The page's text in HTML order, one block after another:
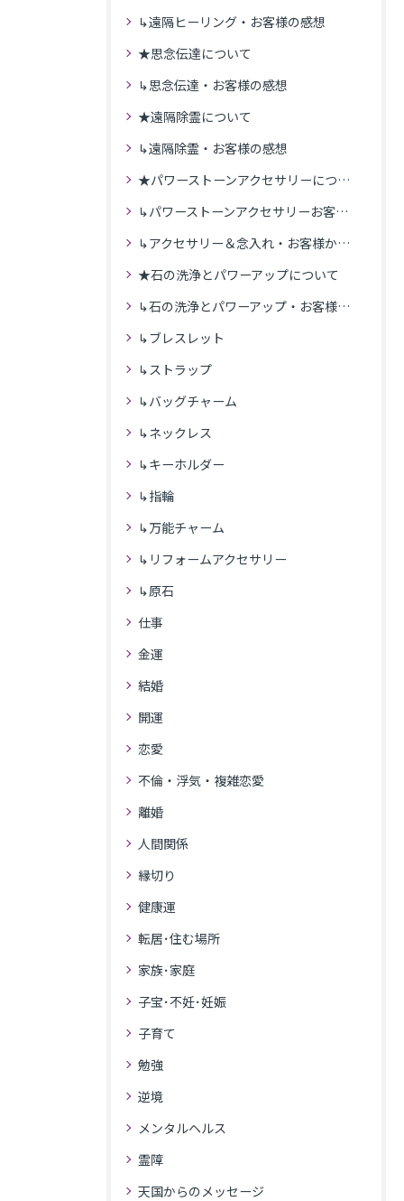
↳遠隔ヒーリング・お客様の感想
★思念伝達について
↳思念伝達・お客様の感想
★遠隔除霊について
↳遠隔除霊・お客様の感想
★パワーストーンアクセサリーについて
↳パワーストーンアクセサリーお客様の発送商品一覧
↳アクセサリー＆念入れ・お客様からの感想
★石の洗浄とパワーアップについて
↳石の洗浄とパワーアップ・お客様の感想
↳ブレスレット
↳ストラップ
↳バッグチャーム
↳ネックレス
↳キーホルダー
↳指輪
↳万能チャーム
↳リフォームアクセサリー
↳原石
仕事
金運
結婚
開運
恋愛
不倫・浮気・複雑恋愛
離婚
人間関係
縁切り
健康運
転居･住む場所
家族･家庭
子宝･不妊･妊娠
子育て
勉強
逆境
メンタルヘルス
霊障
天国からのメッセージ